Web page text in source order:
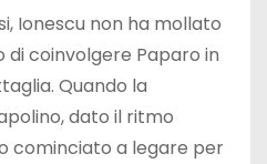
Ionescu non ha mollato
coinvolgere Paparo in
Quando la
dato il ritmo
cominciato a legare per